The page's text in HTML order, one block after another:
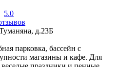
5.0
д.23Б
парковка, бассейн с
магазины и кафе. Для